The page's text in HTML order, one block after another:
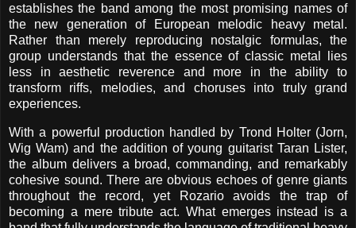
establishes the band among the most promising names of
the new generation of European melodic heavy metal.
Rather than merely reproducing nostalgic formulas, the
group understands that the essence of classic metal lies
less in aesthetic reverence and more in the ability to
transform riffs, melodies, and choruses into truly grand
experiences.
With a powerful production handled by Trond Holter (Jorn,
Wig Wam) and the addition of young guitarist Taran Lister,
the album delivers a broad, commanding, and remarkably
cohesive sound. There are obvious echoes of genre giants
throughout the record, yet Rozario avoids the trap of
becoming a mere tribute act. What emerges instead is a